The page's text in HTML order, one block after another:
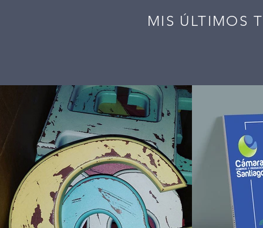
MIS ÚLTIMOS